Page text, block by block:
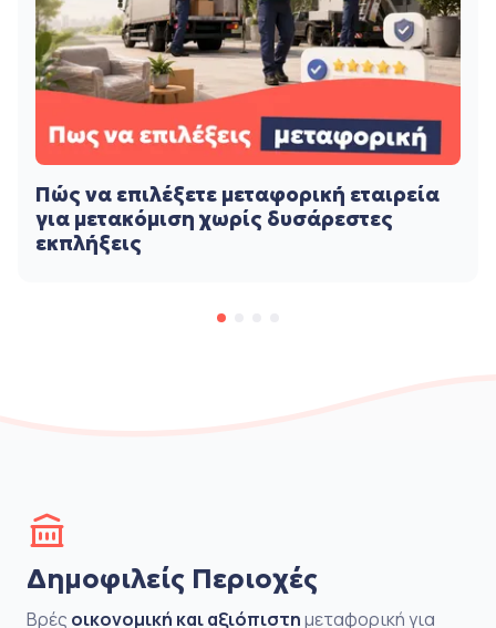
Πώς να επιλέξετε μεταφορική εταιρεία
για μετακόμιση χωρίς δυσάρεστες
εκπλήξεις
Δημοφιλείς Περιοχές
Βρές οικονομική και αξιόπιστημεταφορική για